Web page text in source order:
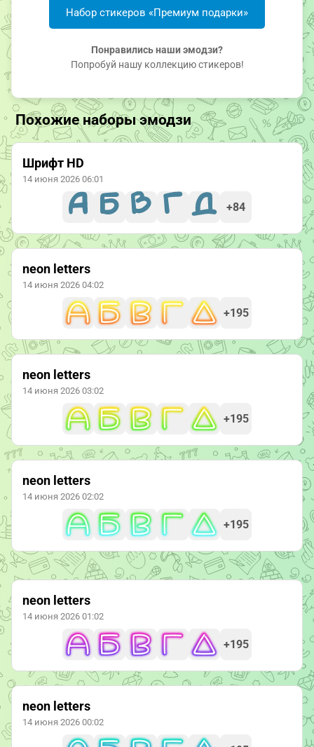
Набор стикеров «Премиум подарки»
Понравились наши эмодзи?
Попробуй нашу коллекцию стикеров!
Похожие наборы эмодзи
Шрифт HD
14 июня 2026 06:01
+84
neon letters
14 июня 2026 04:02
+195
neon letters
14 июня 2026 03:02
+195
neon letters
14 июня 2026 02:02
+195
neon letters
14 июня 2026 01:02
+195
neon letters
14 июня 2026 00:02